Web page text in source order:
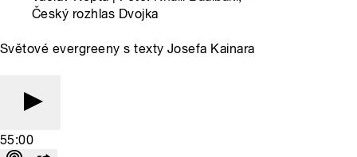
Český rozhlas Dvojka
Světové evergreeny s texty Josefa Kainara
55:00